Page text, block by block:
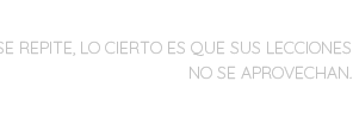
REPITE, LO CIERTO ES QUE SUS LECCIONES
NO SE APROVECHAN.